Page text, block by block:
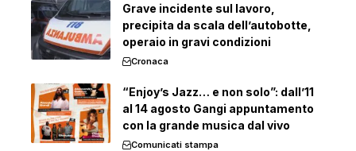
Grave incidente sul lavoro,
precipita da scala dell’autobotte,
operaio in gravi condizioni
Cronaca
“Enjoy’s Jazz… e non solo”: dall’11
al 14 agosto Gangi appuntamento
con la grande musica dal vivo
Comunicati stampa